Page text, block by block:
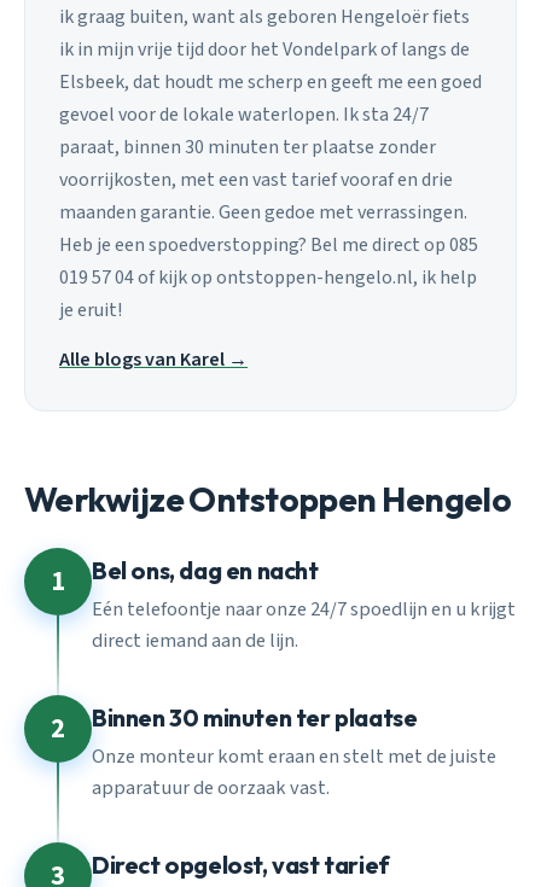
ik graag buiten, want als geboren Hengeloër fiets
ik in mijn vrije tijd door het Vondelpark of langs de
Elsbeek, dat houdt me scherp en geeft me een goed
gevoel voor de lokale waterlopen. Ik sta 24/7
paraat, binnen 30 minuten ter plaatse zonder
voorrijkosten, met een vast tarief vooraf en drie
maanden garantie. Geen gedoe met verrassingen.
Heb je een spoedverstopping? Bel me direct op 085
019 57 04 of kijk op ontstoppen-hengelo.nl, ik help
je eruit!
Alle blogs van Karel →
Werkwijze Ontstoppen Hengelo
1 Bel ons, dag en nacht
Eén telefoontje naar onze 24/7 spoedlijn en u krijgt
direct iemand aan de lijn.
2 Binnen 30 minuten ter plaatse
Onze monteur komt eraan en stelt met de juiste
apparatuur de oorzaak vast.
3 Direct opgelost, vast tarief